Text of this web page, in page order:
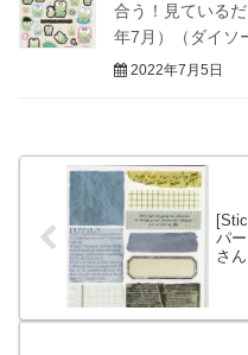
合う！見ている
年7月）（ダイソ
2022年7月5日
パ
さん